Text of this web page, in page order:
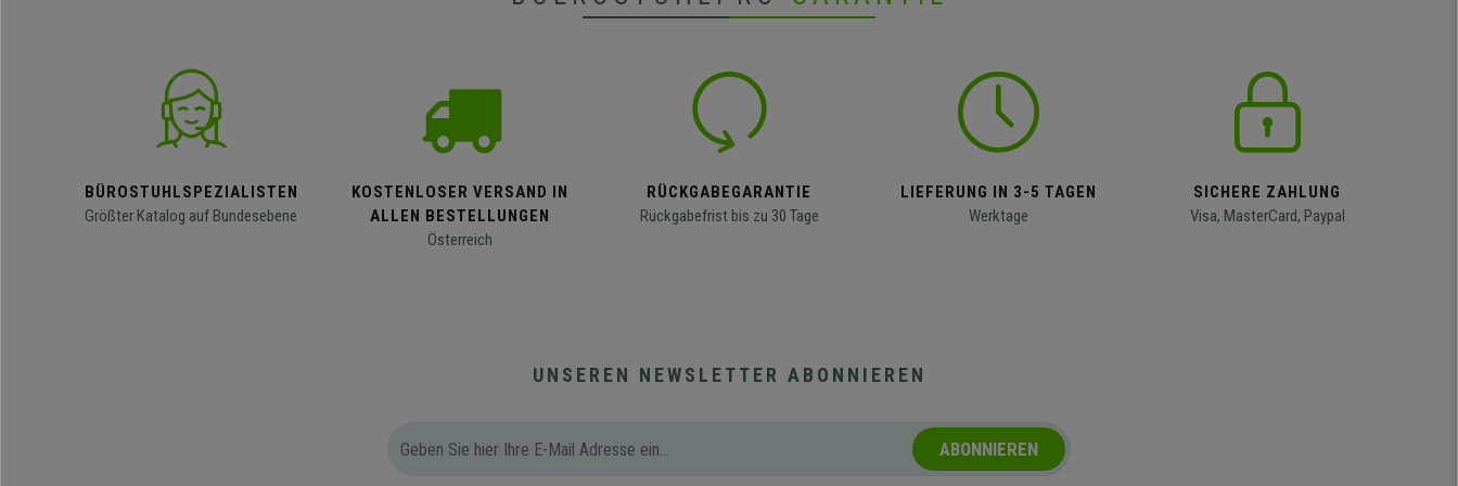
BÜROSTUHLSPEZIALISTEN
Größter Katalog auf Bundesebene
KOSTENLOSER VERSAND IN
ALLEN BESTELLUNGEN
Österreich
RÜCKGABEGARANTIE
Rückgabefrist bis zu 30 Tage
LIEFERUNG IN 3-5 TAGEN
Werktage
SICHERE ZAHLUNG
Visa, MasterCard, Paypal
UNSEREN NEWSLETTER ABONNIEREN
ABONNIEREN